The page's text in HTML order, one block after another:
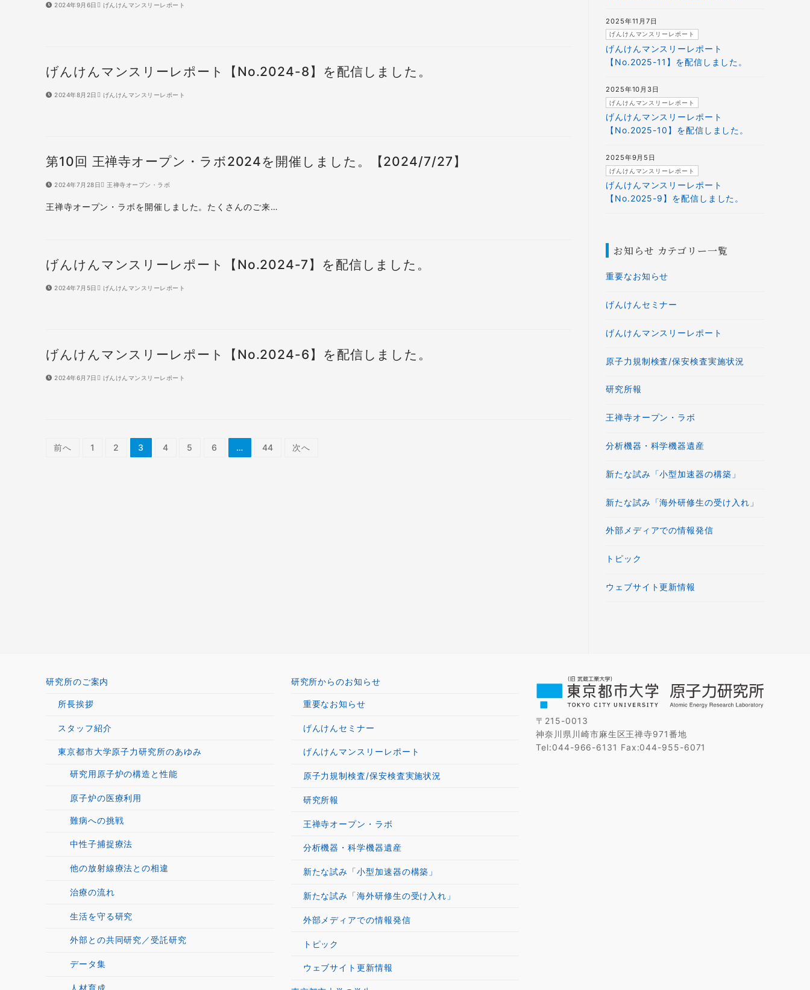
2024年9月6日 げんけんマンスリーレポート
げんけんマンスリーレポート【No.2024-8】を配信しました。
2024年8月2日 げんけんマンスリーレポート
第10回 王禅寺オープン・ラボ2024を開催しました。【2024/7/27】
2024年7月28日 王禅寺オープン・ラボ
王禅寺オープン・ラボを開催しました。たくさんのご来…
げんけんマンスリーレポート【No.2024-7】を配信しました。
2024年7月5日 げんけんマンスリーレポート
げんけんマンスリーレポート【No.2024-6】を配信しました。
2024年6月7日 げんけんマンスリーレポート
投
前へ 1 2 3 4 5 6 … 44 次へ
げんけんマンスリーレポート
【No.2025-11】を配信しました。
げんけんマンスリーレポート
2025年11月7日
げんけんマンスリーレポート
【No.2025-10】を配信しました。
げんけんマンスリーレポート
2025年10月3日
げんけんマンスリーレポート
【No.2025-9】を配信しました。
げんけんマンスリーレポート
2025年9月5日
お知らせ カテゴリー一覧
重要なお知らせ
げんけんセミナー
げんけんマンスリーレポート
原子力規制検査/保安検査実施状況
研究所報
王禅寺オープン・ラボ
分析機器・科学機器遺産
新たな試み「小型加速器の構築」
新たな試み「海外研修生の受け入れ」
外部メディアでの情報発信
トピック
ウェブサイト更新情報
研究所のご案内
所長挨拶
スタッフ紹介
東京都市大学原子力研究所のあゆみ
研究用原子炉の構造と性能
原子炉の医療利用
難病への挑戦
中性子捕捉療法
他の放射線療法との相違
治療の流れ
生活を守る研究
外部との共同研究／受託研究
データ集
人材育成
研究所からのお知らせ
重要なお知らせ
げんけんセミナー
げんけんマンスリーレポート
原子力規制検査/保安検査実施状況
研究所報
王禅寺オープン・ラボ
分析機器・科学機器遺産
新たな試み「小型加速器の構築」
新たな試み「海外研修生の受け入れ」
外部メディアでの情報発信
トピック
ウェブサイト更新情報
〒215-0013
神奈川県川崎市麻生区王禅寺971番地
Tel:044-966-6131 Fax:044-955-6071